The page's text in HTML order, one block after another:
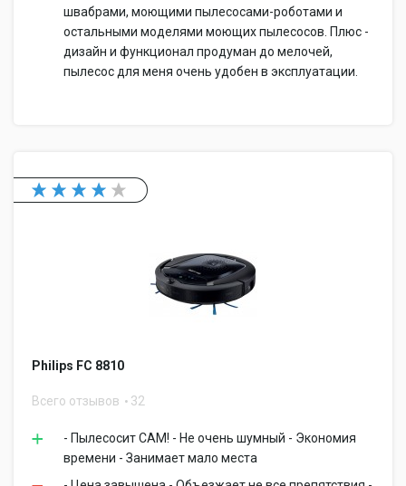
швабрами, моющими пылесосами-роботами и
остальными моделями моющих пылесосов. Плюс -
дизайн и функционал продуман до мелочей,
пылесос для меня очень удобен в эксплуатации.
Philips FC 8810
Всего отзывов 32
- Пылесосит САМ! - Не очень шумный - Экономия
времени - Занимает мало места